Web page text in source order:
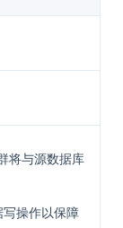
将与源数据库
写操作以保障